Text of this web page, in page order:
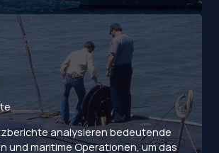
analysieren bedeutende
und maritime Operationen, um das